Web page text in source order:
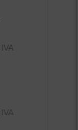
IVA
IVA